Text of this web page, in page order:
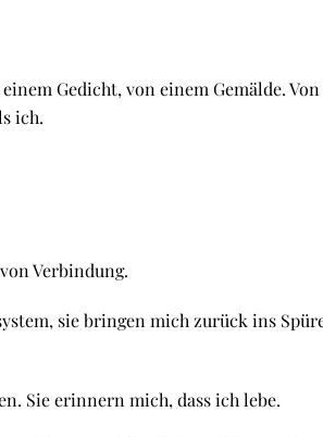
Gedicht, von einem Gemälde. Von
ich.
Verbindung.
sie bringen mich zurück ins
Sie erinnern mich, dass ich lebe.